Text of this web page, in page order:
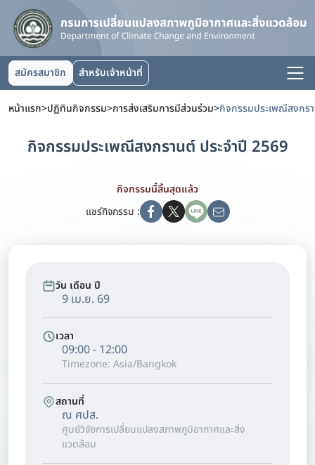
สมัครสมาชิก สำหรับเจ้าหน้าที่
หน้าแรก>ปฏิทินกิจกรรม>การส่งเสริมการมีส่วนร่วม>กิจกรรมประเพณีสงกร
กิจกรรมประเพณีสงกรานต์ ประจำปี 2569
กิจกรรมนี้สิ้นสุดแล้ว
แชร์กิจกรรม :
วัน เดือน ปี
9 เม.ย. 69
เวลา
09:00 - 12:00
Timezone: Asia/Bangkok
สถานที่
ณ ศปส.
ศูนย์วิจัยการเปลี่ยนแปลงสภาพภูมิอากาศและสิ่ง
แวดล้อม